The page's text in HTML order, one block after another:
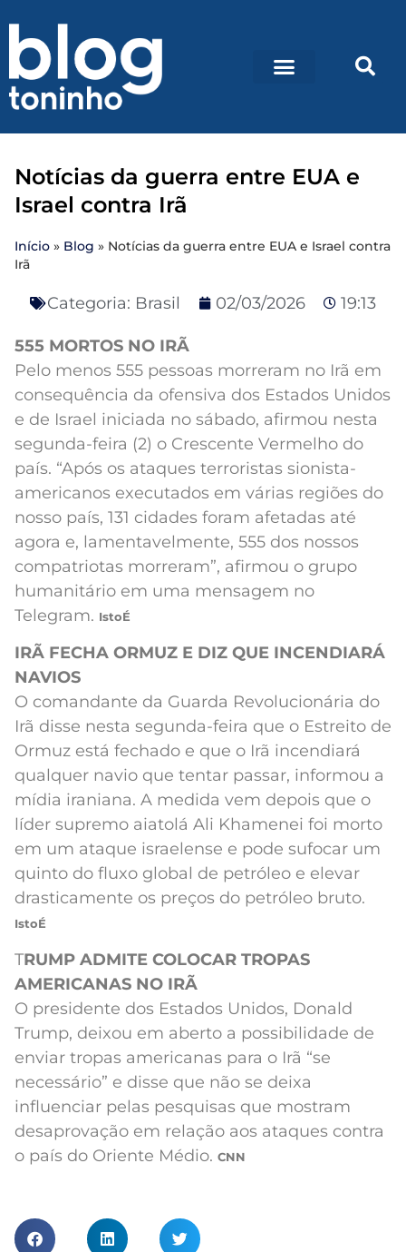
Notícias da guerra entre EUA e
Israel contra Irã
Início » Blog » Notícias da guerra entre EUA e Israel contra
Irã
Categoria: Brasil 02/03/2026 19:13
555 MORTOS NO IRÃ
Pelo menos 555 pessoas morreram no Irã em
consequência da ofensiva dos Estados Unidos
e de Israel iniciada no sábado, afirmou nesta
segunda-feira (2) o Crescente Vermelho do
país. “Após os ataques terroristas sionista-
americanos executados em várias regiões do
nosso país, 131 cidades foram afetadas até
agora e, lamentavelmente, 555 dos nossos
compatriotas morreram”, afirmou o grupo
humanitário em uma mensagem no
Telegram. IstoÉ
IRÃ FECHA ORMUZ E DIZ QUE INCENDIARÁ
NAVIOS
O comandante da Guarda Revolucionária do
Irã disse nesta segunda-feira que o Estreito de
Ormuz está fechado e que o Irã incendiará
qualquer navio que tentar passar, informou a
mídia iraniana. A medida vem depois que o
líder supremo aiatolá Ali Khamenei foi morto
em um ataque israelense e pode sufocar um
quinto do fluxo global de petróleo e elevar
drasticamente os preços do petróleo bruto.
IstoÉ
TRUMP ADMITE COLOCAR TROPAS
AMERICANAS NO IRÃ
O presidente dos Estados Unidos, Donald
Trump, deixou em aberto a possibilidade de
enviar tropas americanas para o Irã “se
necessário” e disse que não se deixa
influenciar pelas pesquisas que mostram
desaprovação em relação aos ataques contra
o país do Oriente Médio. CNN